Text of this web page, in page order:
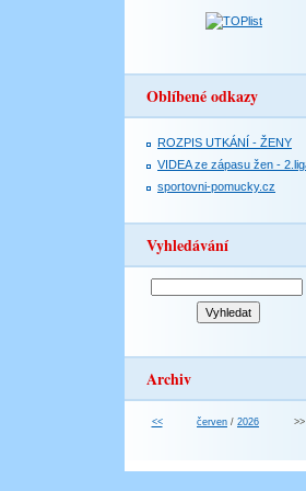
Oblíbené odkazy
ROZPIS UTKÁNÍ - ŽENY
VIDEA ze zápasu žen -
sportovni-pomucky.cz
Vyhledávání
Archiv
<< červen / 2026 >>